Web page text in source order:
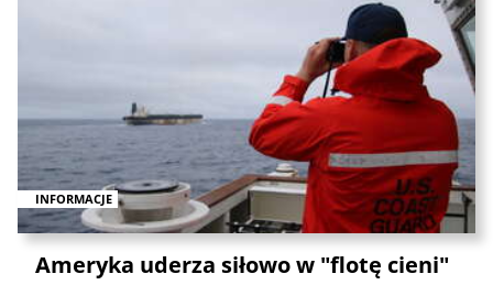
INFORMACJE
Ameryka uderza siłowo w "flotę cieni"